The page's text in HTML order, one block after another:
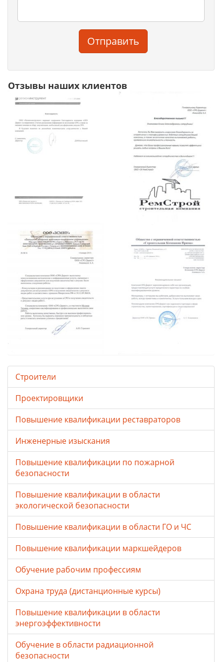
Отправить
Отзывы наших клиентов
Строители
Проектировщики
Повышение квалификации реставраторов
Инженерные изыскания
Повышение квалификации по пожарной
безопасности
Повышение квалификации в области
экологической безопасности
Повышение квалификации в области ГО и ЧС
Повышение квалификации маркшейдеров
Обучение рабочим профессиям
Охрана труда (дистанционные курсы)
Повышение квалификации в области
энергоэффективности
Обучение в области радиационной
безопасности